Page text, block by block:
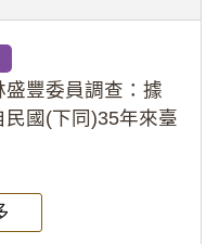
查報告。(115教調
豐委員調查：據
國(下同)35年來臺
於89年間函請其家屬